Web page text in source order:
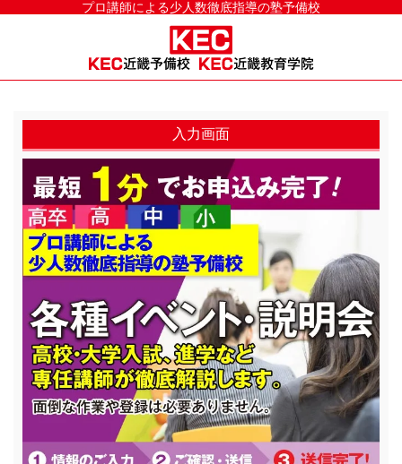
プロ講師による少人数徹底指導の塾予備校
入力画面